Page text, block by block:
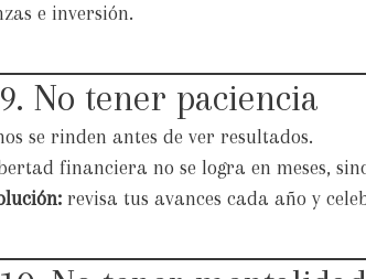
e inversión.
No tener paciencia
se rinden antes de ver resultados.
financiera no se logra en meses,
revisa tus avances cada año y